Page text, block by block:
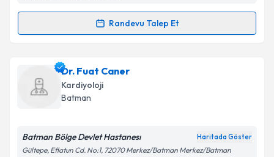
Takvim Talebini Gönder
Randevu Talep Et
Randevu Takvimi Talebi
Ass. Dr. Abdurrahman Akyüz
talebi oluşturun. Size bu uzmandan randevu almanız
için bir takvim hazırlandığında e-posta ile
Dr. Fuat Caner
Kardiyoloji
Batman
Batman Bölge Devlet Hastanesı Haritada Göster
Gültepe, Eflatun Cd. No:1, 72070 Merkez/Batman Merkez/Batman